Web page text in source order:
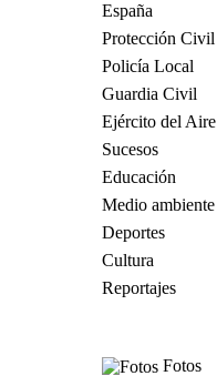
España
Protección Civil
Policía Local
Guardia Civil
Ejército del Aire
Sucesos
Educación
Medio ambiente
Deportes
Cultura
Reportajes
Fotos